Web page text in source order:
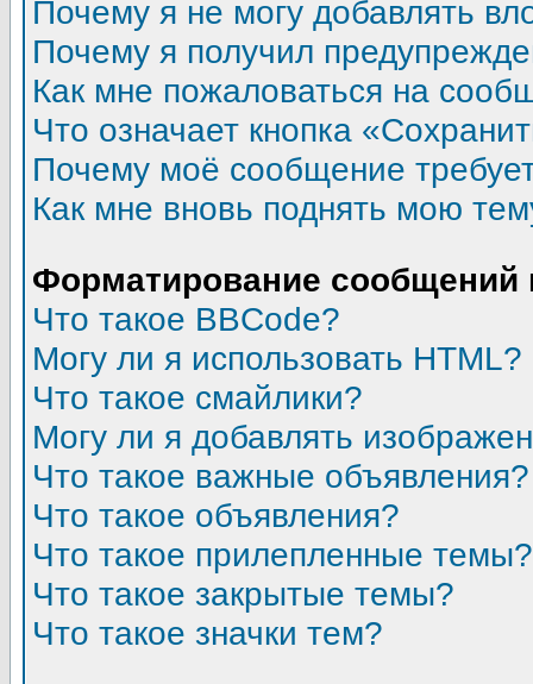
Почему я не могу добавлять
Почему я получил
Как мне пожаловаться на
Что означает кнопка
Почему моё сообщение
Как мне вновь поднять мою
Форматирование
Что такое BBCode?
Могу ли я использовать HTML?
Что такое смайлики?
Могу ли я добавлять
Что такое важные объявления?
Что такое объявления?
Что такое прилепленные темы?
Что такое закрытые темы?
Что такое значки тем?